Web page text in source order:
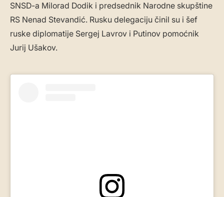
SNSD-a Milorad Dodik i predsednik Narodne skupštine
RS Nenad Stevandić. Rusku delegaciju činil su i šef
ruske diplomatije Sergej Lavrov i Putinov pomoćnik
Jurij Ušakov.